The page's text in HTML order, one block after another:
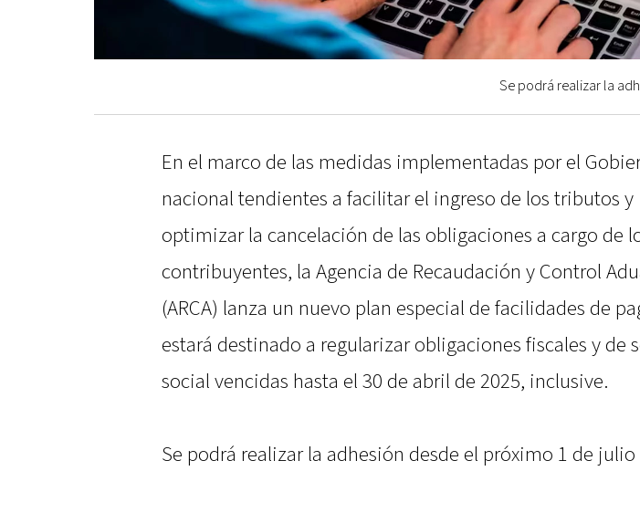
Se podrá realizar la
En el marco de las medidas implementadas por el
nacional tendientes a facilitar el ingreso de los tributos y
optimizar la cancelación de las obligaciones a cargo de
contribuyentes, la Agencia de Recaudación y Control
(ARCA) lanza un nuevo plan especial de facilidades de
estará destinado a regularizar obligaciones fiscales y de
social vencidas hasta el 30 de abril de 2025, inclusive.
Se podrá realizar la adhesión desde el próximo 1 de julio